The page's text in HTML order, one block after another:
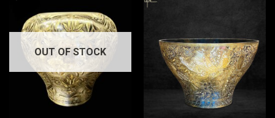
OUT OF STOCK